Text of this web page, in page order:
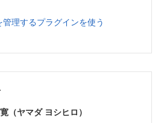
理するプラグインを使う
（ヤマダ ヨシヒロ）